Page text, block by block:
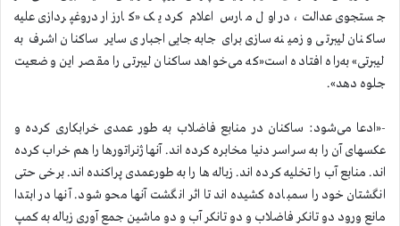
جستجوی عدالت، در اول مارس اعلام کرد یک «کارزار دروغپردازی علیه
ساکنان لیبرتی و زمینه‌سازی برای جابه‌جایی اجباری سایر ساکنان اشرف به
لیبرتی» به‌راه افتاده است«که می‌خواهد ساکنان لیبرتی را مقصر این وضعیت
جلوه دهد».
-«ادعا می‌شود: ساکنان در منابع فاضلاب به طور عمدی خرابکاری کرده و
عکسهای آن را به سراسر دنیا مخابره کرده اند. آنها ژنراتورها را هم خراب کرده
اند. منابع آب را تخلیه کرده اند. زباله ها را به طور‌عمدی پراکنده اند. برخی حتی
انگشتان خود را سمباده کشیده اند تا اثر انگشت آنها محو شود. آنها در ابتدا
مانع ورود دو تانکر فاضلاب و دو تانکر آب و دو ماشین جمع آوری زباله به کمپ